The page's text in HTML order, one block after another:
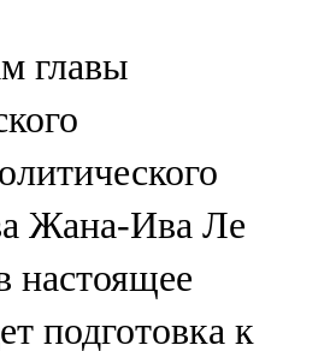
главы
Жана-Ива Ле
настоящее
подготовка к